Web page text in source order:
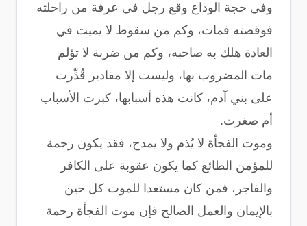
وفي حجة الوداع وقع رجل في عرفة من راحلته
فوقصته فمات، وكم من سقوط لا يميت في
العادة هلك به صاحبه، وكم من ضربة لا تؤلم
مات المضروب بها، وليست إلا مقادير قُدِّرت
على بني آدم، كانت هذه أسبابها، كبرت الأسباب
أم صغرت.
وموت الفجأة لا يُذم ولا يمدح، فقد يكون رحمة
للمؤمن الطائع كما يكون عقوبة على الكافر
والفاجر، فمن كان مستعدا للموت كل حين
بالإيمان والعمل الصالح فإن موت الفجأة رحمة